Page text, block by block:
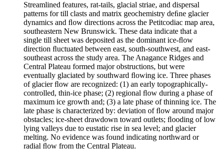
Streamlined features, rat-tails, glacial striae, and dispersal
patterns for till clasts and matrix geochemistry deﬁne glacier
dynamics and ﬂow directions across the Petitcodiac map area,
southeastern New Brunswick. These data indicate that a
single till sheet was deposited as the dominant ice-ﬂow
direction ﬂuctuated between east, south-southwest, and east-
southeast across the study area. The Anagance Ridges and
Central Plateau formed major obstructions, but were
eventually glaciated by southward ﬂowing ice. Three phases
of glacier ﬂow are recognized: (1) an early topographically-
controlled, thin-ice phase; (2) regional ﬂow during a phase of
maximum ice growth and; (3) a late phase of thinning ice. The
late phase is characterized by: deviation of ﬂow around major
obstacles; ice-sheet drawdown toward outlets; ﬂooding of low
lying valleys due to eustatic rise in sea level; and glacier
melting. No evidence was found indicating northward or
radial ﬂow from the Central Plateau.